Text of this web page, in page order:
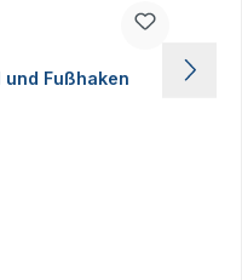
und Fußhaken